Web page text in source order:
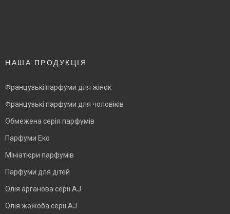
НАША ПРОДУКЦІЯ
Французькі парфуми для жінок
Французькі парфуми для чоловіків
Обмежена серія парфумів
Парфуми Еко
Мініатюри парфумів
Парфуми для дітей
Олія арганова серії AJ
Олія жожоба серії AJ